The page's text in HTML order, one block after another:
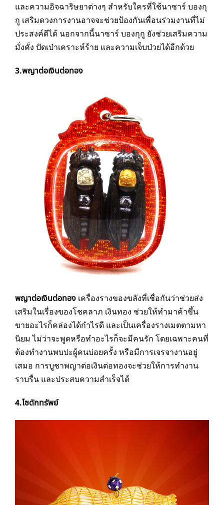
และความอิจฉาริษยาต่างๆ สำหรับใครที่ใช้นาซาร์ บองกุ
กู เสริมดวงการงานอาจจะช่วยป้องกันเพื่อนร่วมงานที่ไม่
ประสงค์ดีได้ นอกจากนี้นาซาร์ บองกุกู ยังช่วยเสริมความ
มั่งคั่ง ปัดเป่าเคราะห์ร้าย และความเจ็บป่วยได้อีกด้วย
3.พญาต่อเงินต่อทอง
พญาต่อเงินต่อทอง เครื่องรางของขลังที่เชื่อกันว่าช่วยส่ง
เสริมในเรื่องของโชคลาภ เงินทอง ช่วยให้ทำมาค้าขึ้น
ขายอะไรก็คล่องได้กำไรดี และเป็นเครื่องรางเมตตามหา
นิยม ไม่ว่าจะพูดหรือทำอะไรก็จะมีคนรัก โดยเฉพาะคนที่
ต้องทำงานพบปะผู้คนบ่อยครั้ง หรือมีการเจรจางานอยู่
เสมอ การบูชาพญาต่อเงินต่อทองจะช่วยให้การทำงาน
ราบรื่น และประสบความสำเร็จได้
4.ไซดักทรัพย์